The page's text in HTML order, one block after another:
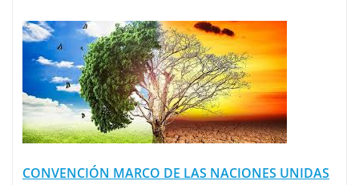
CONVENCIÓN MARCO DE LAS NACIONES UNIDAS